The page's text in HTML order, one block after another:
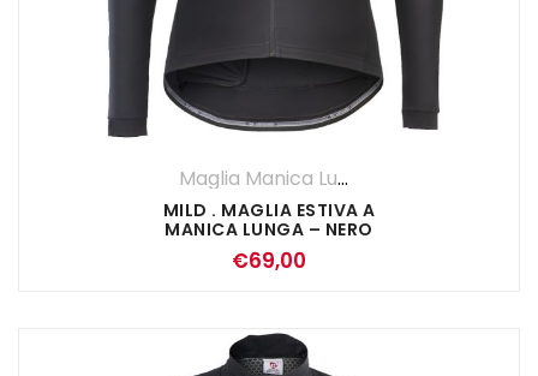
Maglia Manica Lunga
MILD . MAGLIA ESTIVA A
MANICA LUNGA – NERO
€69,00